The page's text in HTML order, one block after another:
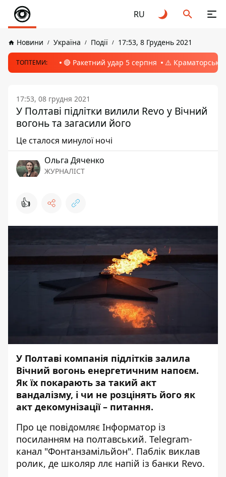
RU
Новини Україна Події 17:53, 8 Грудень 2021
ТОПТЕМИ: 🔴 Ракетний удар 5 серпня ⚠️ Краматорськ,
17:53, 08 грудня 2021
У Полтаві підлітки вилили Revo у Вічний
вогонь та загасили його
Це сталося минулої ночі
Ольга Дяченко
ЖУРНАЛІСТ
👍
У Полтаві компанія підлітків залила
Вічний вогонь енергетичним напоєм.
Як їх покарають за такий акт
вандалізму, і чи не розцінять його як
акт декомунізації – питання.
Про це повідомляє Інформатор із
посиланням на полтавський. Telegram-
канал "Фонтанзамільйон". Паблік виклав
ролик, де школяр ллє напій із банки Revo.